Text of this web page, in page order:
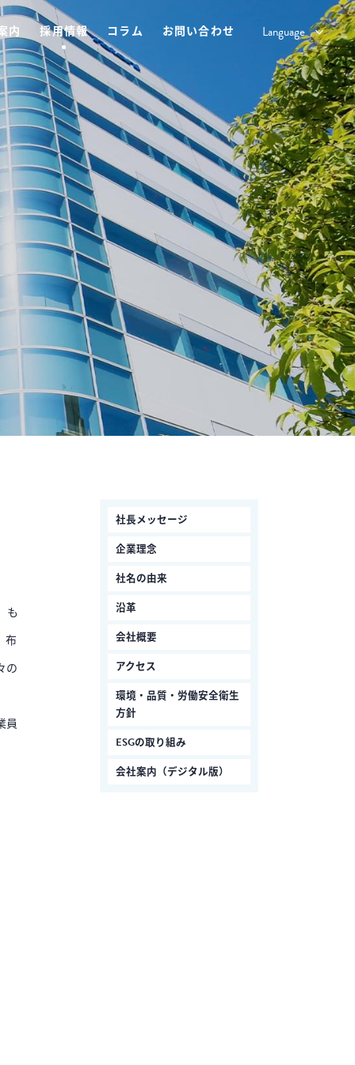
内 採用情報 コラム お問い合わせ Language
も
布
の
員
社長メッセージ
企業理念
社名の由来
沿革
会社概要
アクセス
環境・品質・労働安全衛生
方針
ESGの取り組み
会社案内（デジタル版）